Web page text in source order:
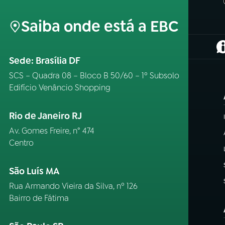
Saiba onde está a EBC
Sede: Brasília DF
SCS – Quadra 08 – Bloco B 50/60 – 1º Subsolo
Edifício Venâncio Shopping
Rio de Janeiro RJ
Av. Gomes Freire, n° 474
Centro
São Luís MA
Rua Armando Vieira da Silva, nº 126
Bairro de Fátima